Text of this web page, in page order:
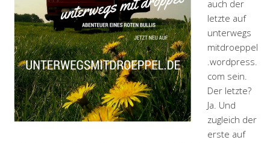
auch der
letzte auf
unterwegs
mitdroeppel
.wordpress.
com sein.
Der letzte?
Ja. Und
zugleich der
erste auf